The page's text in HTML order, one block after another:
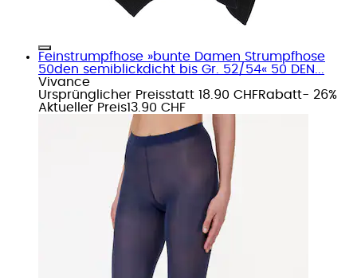
Feinstrumpfhose »bunte Damen Strumpfhose
50den semiblickdicht bis Gr. 52/54« 50 DEN...
Vivance
Ursprünglicher Preisstatt 18.90 CHFRabatt- 26%
Aktueller Preis13.90 CHF